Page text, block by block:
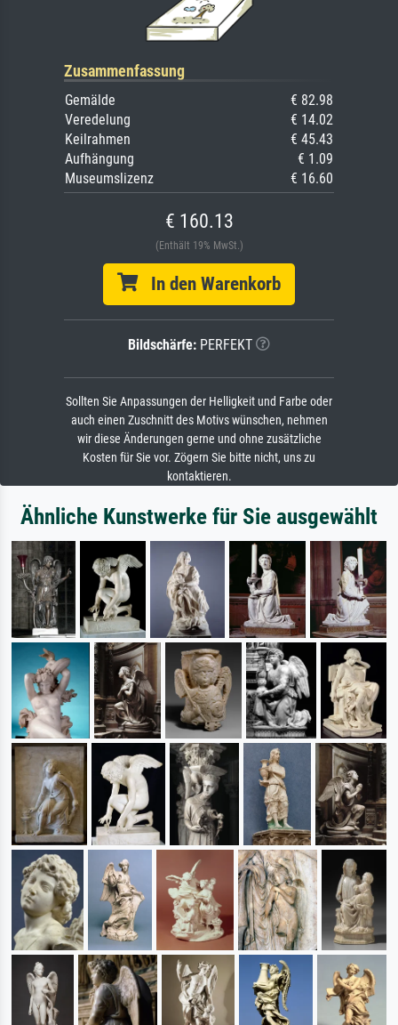
Zusammenfassung
Gemälde
€ 82.98
Veredelung
€ 14.02
Keilrahmen
€ 45.43
Aufhängung
€ 1.09
Museumslizenz
€ 16.60
€ 160.13
(Enthält 19% MwSt.)
In den Warenkorb
Bildschärfe: PERFEKT
Sollten Sie Anpassungen der Helligkeit und Farbe oder
auch einen Zuschnitt des Motivs wünschen, nehmen
wir diese Änderungen gerne und ohne zusätzliche
Kosten für Sie vor. Zögern Sie bitte nicht, uns zu
kontaktieren.
Ähnliche Kunstwerke für Sie ausgewählt